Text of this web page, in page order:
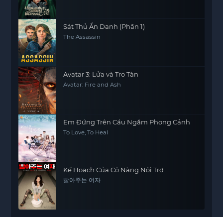
Sát Thủ Ẩn Danh (Phần 1)
The Assassin
Avatar 3: Lửa và Tro Tàn
Avatar: Fire and Ash
Em Đứng Trên Cầu Ngắm Phong Cảnh
To Love, To Heal
Kế Hoạch Của Cô Nàng Nội Trợ
빨아주는 여자